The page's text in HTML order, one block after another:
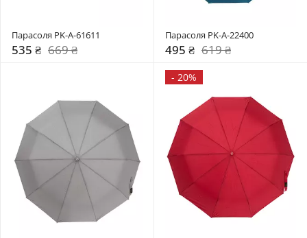
Парасоля PK-A-61611
535 ₴ 669 ₴
Парасоля PK-A-22400
495 ₴ 619 ₴
- 20%